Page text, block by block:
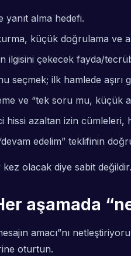
yanıt alma hedefi.
küçük doğrulama ve
ilgisini çekecek fayda/
seçmek; ilk hamlede aşırı
ve “tek soru mu, küçük
hissi azaltan izin cümleleri,
edelim” teklifinin
olacak diye sabit
aşamada
amacı”nı
oturtun.